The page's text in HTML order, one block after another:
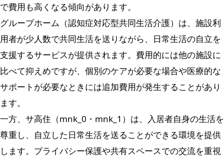
で費用も高くなる傾向があります。
グループホーム（認知症対応型共同生活介護）は、施設利
用者が少人数で共同生活を送りながら、日常生活の自立を
支援するサービスが提供されます。費用的には他の施設に
比べて抑えめですが、個別のケアが必要な場合や医療的な
サポートが必要なときには追加費用が発生することがあり
ます。
一方、サ高住（mnk_0・mnk_1）は、入居者自身の生活を
尊重し、自立した日常生活を送ることができる環境を提供
します。プライバシー保護や共有スペースでの交流を重視